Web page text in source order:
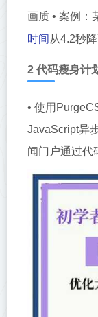
画质 • 案例：
时间从4.2秒
2 代码瘦身计
• 使用
JavaScript异
闻门户通过代